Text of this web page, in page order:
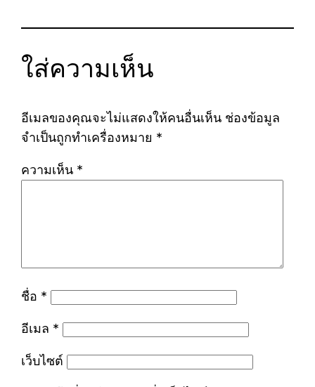
ใส่ความเห็น
อีเมลของคุณจะไม่แสดงให้คนอื่นเห็น ช่องข้อมูล
จำเป็นถูกทำเครื่องหมาย *
ความเห็น *
ชื่อ *
อีเมล *
เว็บไซต์